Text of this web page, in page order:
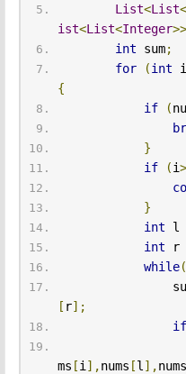
List<List<
ist<List<Integer
int sum;
for
(int
{
if
(
}
if
(i>
}
int
int
while(
[ r];
if
ms [i ],nums [l ],nums